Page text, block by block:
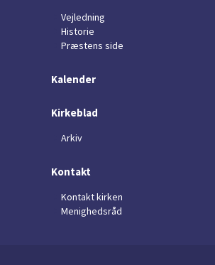
Vejledning
Historie
Præstens side
Kalender
Kirkeblad
Arkiv
Kontakt
Kontakt kirken
Menighedsråd